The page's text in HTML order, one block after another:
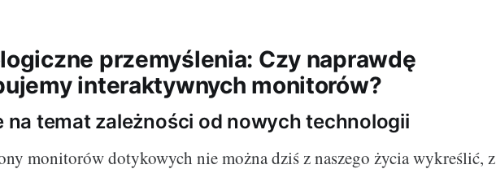
przemyślenia: Czy naprawdę
interaktywnych monitorów?
na temat zależności od nowych technologii
monitorów dotykowych nie można dziś z naszego życia wykreślić, z